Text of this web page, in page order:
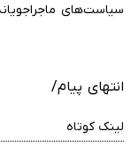
سیاست‌های
انتهای پیام/
لینک کوتاه